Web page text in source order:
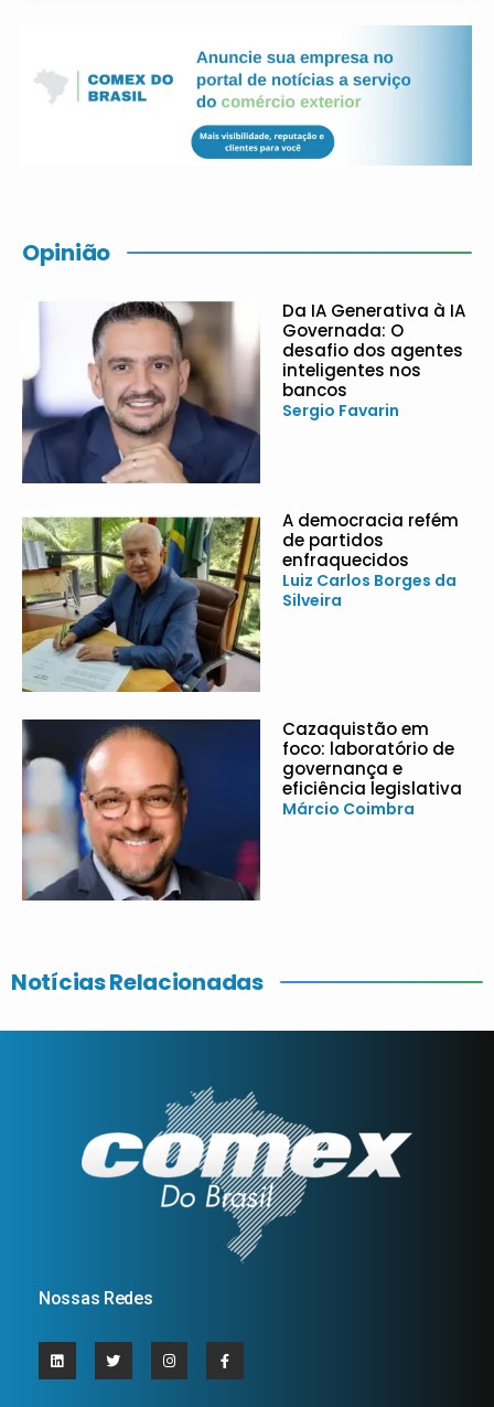
Opinião
Da IA Generativa à IA
Governada: O
desafio dos agentes
inteligentes nos
bancos
Sergio Favarin
A democracia refém
de partidos
enfraquecidos
Luiz Carlos Borges da
Silveira
Cazaquistão em
foco: laboratório de
governança e
eficiência legislativa
Márcio Coimbra
Notícias Relacionadas
Nossas Redes